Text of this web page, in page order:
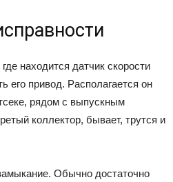
находится датчик скорости
его привод. Располагается он
рядом с выпускным
коллектор, бывает, трутся и
Обычно достаточно